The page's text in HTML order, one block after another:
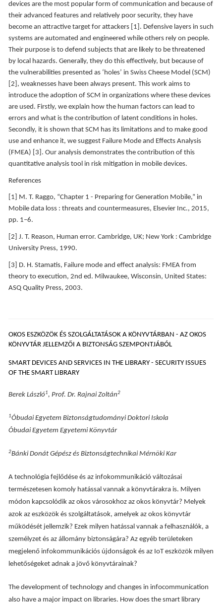
devices are the most popular form of communication and because of
their advanced features and relatively poor security, they have
become an attractive target for attackers [1]. Defensive layers in such
systems are automated and engineered while others rely on people.
Their purpose is to defend subjects that are likely to be threatened
by local hazards. Generally, they do this effectively, but because of
the vulnerabilities presented as ‘holes’ in Swiss Cheese Model (SCM)
[2], weaknesses have been always present. This work aims to
introduce the adoption of SCM in organizations where these devices
are used. Firstly, we explain how the human factors can lead to
errors and what is the contribution of latent conditions in holes.
Secondly, it is shown that SCM has its limitations and to make good
use and enhance it, we suggest Failure Mode and Effects Analysis
(FMEA) [3]. Our analysis demonstrates the contribution of this
quantitative analysis tool in risk mitigation in mobile devices.
References
[1] M. T. Raggo, “Chapter 1 - Preparing for Generation Mobile,” in
Mobile data loss : threats and countermeasures, Elsevier Inc., 2015,
pp. 1–6.
[2] J. T. Reason, Human error. Cambridge, UK; New York : Cambridge
University Press, 1990.
[3] D. H. Stamatis, Failure mode and effect analysis: FMEA from
theory to execution, 2nd ed. Milwaukee, Wisconsin, United States:
ASQ Quality Press, 2003.
OKOS ESZKÖZÖK ÉS SZOLGÁLTATÁSOK A KÖNYVTÁRBAN - AZ OKOS
KÖNYVTÁR JELLEMZŐI A BIZTONSÁG SZEMPONTJÁBÓL
SMART DEVICES AND SERVICES IN THE LIBRARY - SECURITY ISSUES
OF THE SMART LIBRARY
Berek László1, Prof. Dr. Rajnai Zoltán2
1Óbudai Egyetem Biztonságtudományi Doktori Iskola
Óbudai Egyetem Egyetemi Könyvtár
2Bánki Donát Gépész és Biztonságtechnikai Mérnöki Kar
A technológia fejlődése és az infokommunikáció változásai
természetesen komoly hatással vannak a könyvtárakra is. Milyen
módon kapcsolódik az okos városokhoz az okos könyvtár? Melyek
azok az eszközök és szolgáltatások, amelyek az okos könyvtár
működését jellemzik? Ezek milyen hatással vannak a felhasználók, a
személyzet és az állomány biztonságára? Az egyéb területeken
megjelenő infokommunikációs újdonságok és az IoT eszközök milyen
lehetőségeket adnak a jövő könyvtárainak?
The development of technology and changes in infocommunication
also have a major impact on libraries. How does the smart library